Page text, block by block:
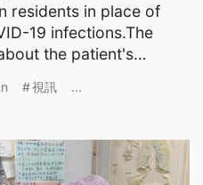
residents in place of
19 infections.The
the patient's
視訊 ...